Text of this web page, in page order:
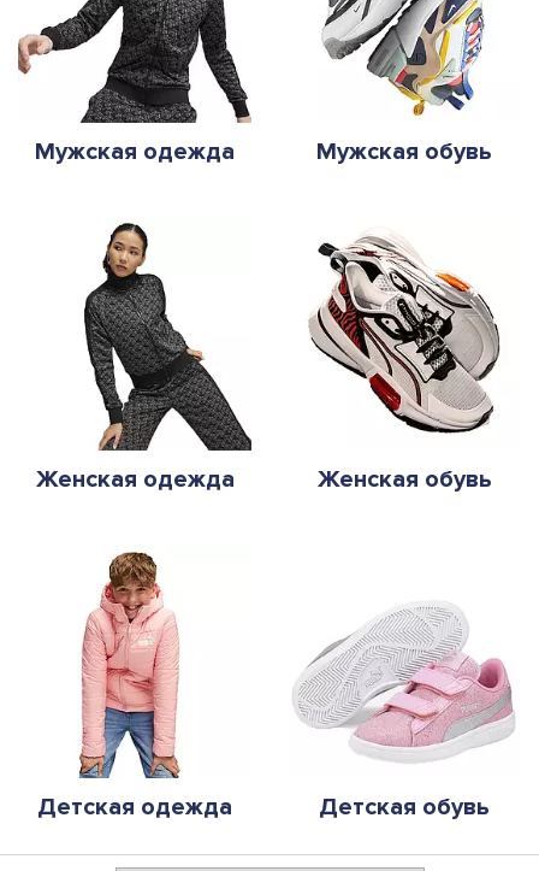
Мужская одежда Мужская обувь
Женская одежда Женская обувь
Детская одежда Детская обувь